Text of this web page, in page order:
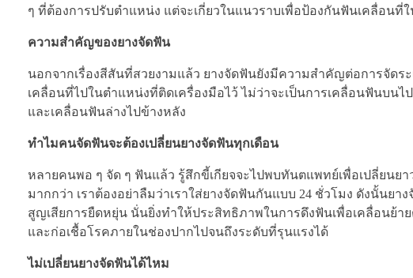
ๆ ที่ต้องการปรับตำแหน่ง แต่จะเกี่ยวในแนวราบเพื่อป้องกันฟันเคลื่อน
ความสำคัญของยางจัดฟัน
นอกจากเรื่องสีสันที่สวยงามแล้ว ยางจัดฟันยังมีความสำคัญต่อการจัดร
เคลื่อนที่ไปในตำแหน่งที่ติดเครื่องมือไว้ ไม่ว่าจะเป็นการเคลื่อนฟันบ
และเคลื่อนฟันล่างไปข้างหลัง
ทำไมคนจัดฟันจะต้องเปลี่ยนยางจัดฟันทุกเดือน
หลายคนพอ ๆ จัด ๆ ฟันแล้ว รู้สึกขี้เกียจจะไปพบทันตแพทย์เพื่อเปลี่ยนย
มากกว่า เราต้องอย่าลืมว่าเราใส่ยางจัดฟันกันแบบ 24 ชั่วโมง ดังนั้นย
สูญเสียการยืดหยุ่น นั่นยิ่งทำให้ประสิทธิภาพในการดึงฟันเพื่อเคลื่อนย้า
และก่อเชื้อโรคภายในช่องปากไปจนถึงระดับที่รุนแรงได้
ไม่เปลี่ยนยางจัดฟันได้ไหม